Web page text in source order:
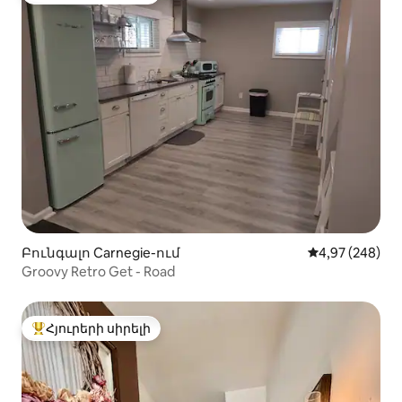
Բունգալո Carnegie-ում Միջին
4,97 (248)
Groovy Retro Get - Road
Հյուրերի սիրելի լավագույն տները
Հյուրերի սիրելի